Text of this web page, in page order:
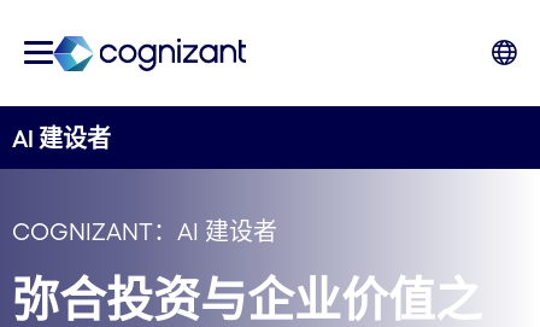
AI 建设者
COGNIZANT：AI 建设者
弥合投资与企业价值之